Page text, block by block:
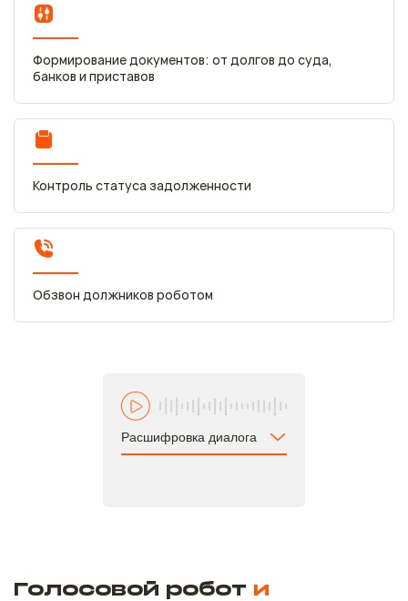
Формирование документов: от долгов до суда,
банков и приставов
Контроль статуса задолженности
Обзвон должников роботом
Расшифровка диалога
Голосовой робот и